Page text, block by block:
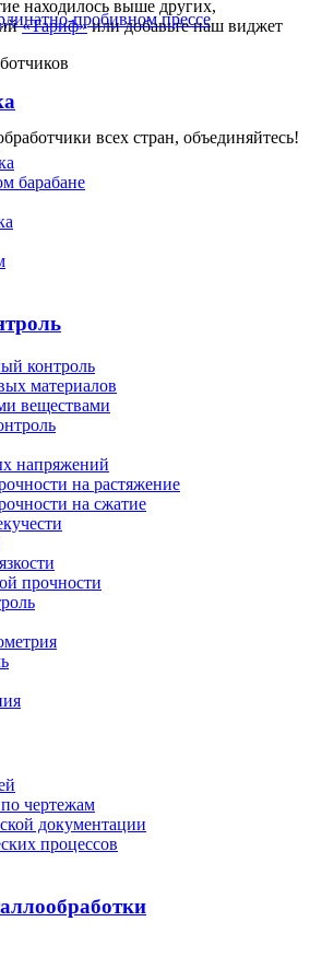
пробивном прессе
барабане
контроль
материалов
веществами
напряжений
на растяжение
на сжатие
прочности
чертежам
документации
процессов
находилось выше других,
«Тариф»или добавьте наш виджет
всех стран, объединяйтесь!